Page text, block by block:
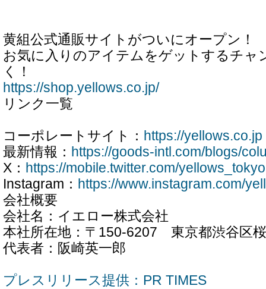
黄組公式通販サイトがついにオープン！
お気に入りのアイテムをゲットするチャ
く！
https://shop.yellows.co.jp/
リンク一覧
コーポレートサイト： https://yellows.co.jp
最新情報： https://goods-intl.com/blogs/
X： https://mobile.twitter.com/yellows_tokyo
Instagram： https://www.instagram.com/
会社概要
会社名：イエロー株式会社
本社所在地：〒150-6207 東京都渋谷区
代表者：阪崎英一郎
プレスリリース提供：PR TIMES